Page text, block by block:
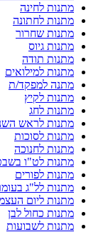
מתנות לחינה
מתנות לחתונה
מתנות שחרור
מתנות גיוס
מתנות תודה
מתנות למילואים
מתנה למפקד/ת
מתנות לקיץ
מתנות לחג
מתנות לראש
מתנות לסוכות
מתנות לחנוכה
מתנות לט"ו
מתנות לפורים
מתנות לל"ג
מתנות ליום
מתנות כחול לבן
מתנות לשבועות